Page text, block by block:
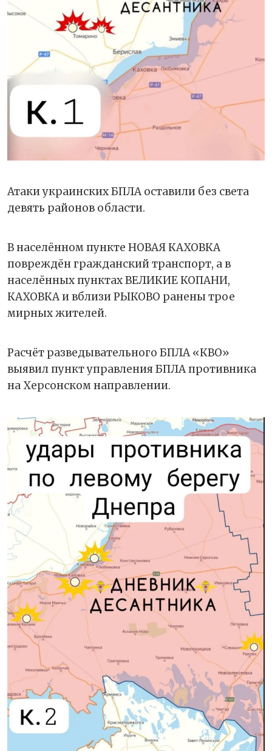
Атаки украинских БПЛА оставили без света
девять районов области.
В населённом пункте НОВАЯ КАХОВКА
повреждён гражданский транспорт, а в
населённых пунктах ВЕЛИКИЕ КОПАНИ,
КАХОВКА и вблизи РЫКОВО ранены трое
мирных жителей.
Расчёт разведывательного БПЛА «КВО»
выявил пункт управления БПЛА противника
на Херсонском направлении.